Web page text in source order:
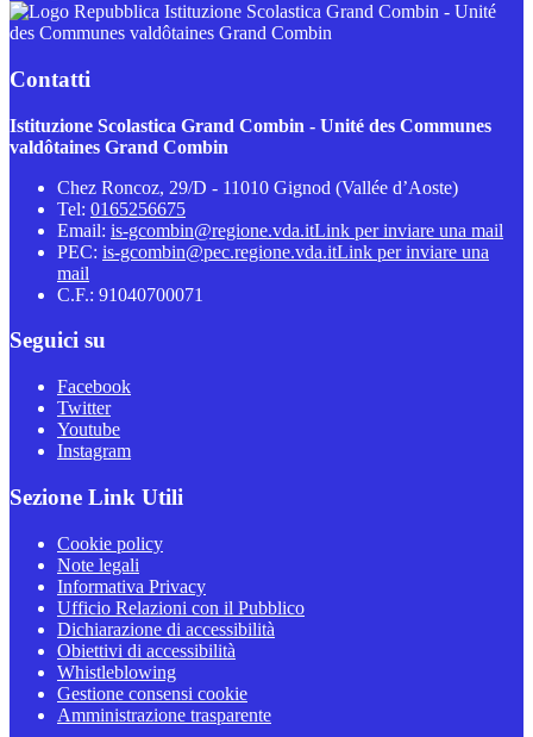
Istituzione Scolastica Grand Combin - Unité
des Communes valdôtaines Grand Combin
Contatti
Istituzione Scolastica Grand Combin - Unité des Communes
valdôtaines Grand Combin
Chez Roncoz, 29/D - 11010 Gignod (Vallée d’Aoste)
Tel: 0165256675
Email: is-gcombin@regione.vda.itLink per inviare una mail
PEC: is-gcombin@pec.regione.vda.itLink per inviare una
mail
C.F.: 91040700071
Seguici su
Facebook
Twitter
Youtube
Instagram
Sezione Link Utili
Cookie policy
Note legali
Informativa Privacy
Ufficio Relazioni con il Pubblico
Dichiarazione di accessibilità
Obiettivi di accessibilità
Whistleblowing
Gestione consensi cookie
Amministrazione trasparente